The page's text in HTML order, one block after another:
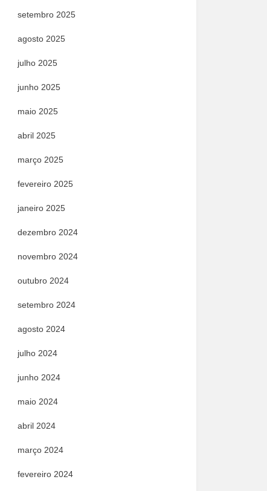
setembro 2025
agosto 2025
julho 2025
junho 2025
maio 2025
abril 2025
março 2025
fevereiro 2025
janeiro 2025
dezembro 2024
novembro 2024
outubro 2024
setembro 2024
agosto 2024
julho 2024
junho 2024
maio 2024
abril 2024
março 2024
fevereiro 2024